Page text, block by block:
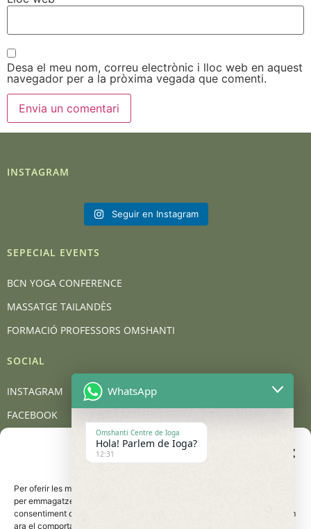
Gestionar el consentiment
de les galetes
Per oferir les millors experiències, utilitzem tecnologies com les galetes
per emmagatzemar i/o accedir a la informació del dispositiu. El
consentiment d'aquestes tecnologies ens permetrà processar dades com
ara el comportament de navegació o les identificacions úniques en
Desa el meu nom, correu electrònic i lloc web en aquest
navegador per a la pròxima vegada que comenti.
INSTAGRAM
Seguir en Instagram
SEPECIAL EVENTS
BCN YOGA CONFERENCE
MASSATGE TAILANDÈS
FORMACIÓ PROFESSORS OMSHANTI
SOCIAL
INSTAGRAM
FACEBOOK
CONTACT
Carrer de Barcelona, 95, 08401 Granollers
WhatsApp
Omshanti Centre de Ioga
Hola! Parlem de Ioga?
12:31